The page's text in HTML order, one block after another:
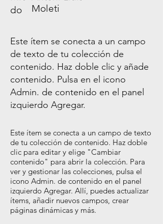
do
Moleti
Este ítem se conecta a un campo
de texto de tu colección de
contenido. Haz doble clic y añade
contenido. Pulsa en el icono
Admin. de contenido en el panel
izquierdo Agregar.
Este ítem se conecta a un campo de texto
de tu colección de contenido. Haz doble
clic para editar y elige "Cambiar
contenido" para abrir la colección. Para
ver y gestionar las colecciones, pulsa el
icono Admin. de contenido en el panel
izquierdo Agregar. Allí, puedes actualizar
ítems, añadir nuevos campos, crear
páginas dinámicas y más.